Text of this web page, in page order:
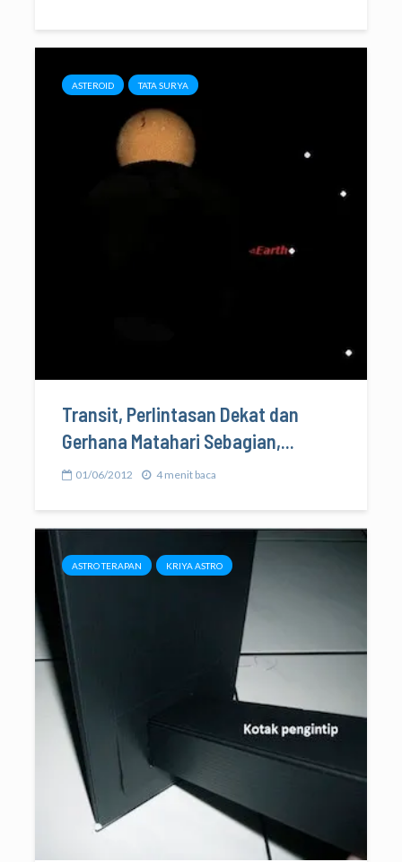
ASTEROID TATA SURYA
Transit, Perlintasan Dekat dan
Gerhana Matahari Sebagian,...
01/06/2012 4 menit baca
ASTRO TERAPAN KRIYA ASTRO